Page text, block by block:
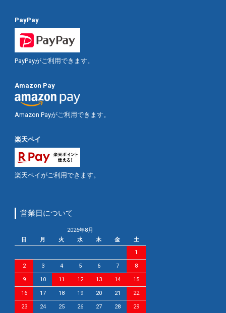
PayPay
PayPayがご利用できます。
Amazon Pay
Amazon Payがご利用できます。
楽天ペイ
楽天ペイがご利用できます。
営業日について
2026年8月
日
月 火 水 木 金
土
1
2 3 4 5 6 7 8
9 10 11 12 13 14 15
16 17 18 19 20 21 22
23 24 25 26 27 28 29